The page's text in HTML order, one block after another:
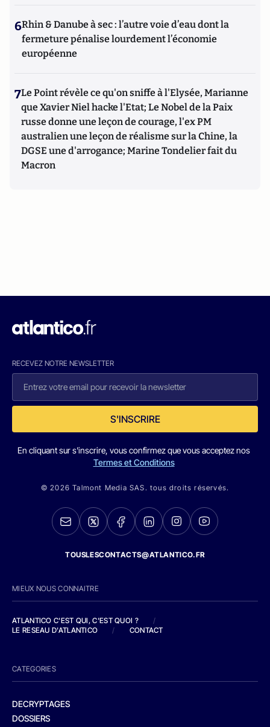
6Rhin & Danube à sec : l’autre voie d’eau dont la
fermeture pénalise lourdement l’économie
européenne
7Le Point révèle ce qu'on sniffe à l'Elysée, Marianne
que Xavier Niel hacke l'Etat; Le Nobel de la Paix
russe donne une leçon de courage, l'ex PM
australien une leçon de réalisme sur la Chine, la
DGSE une d'arrogance; Marine Tondelier fait du
Macron
RECEVEZ NOTRE NEWSLETTER
S'INSCRIRE
En cliquant sur s'inscrire, vous confirmez que vous acceptez nos
Termes et Conditions
© 2026 Talmont Media SAS. tous droits réservés.
TOUSLESCONTACTS@ATLANTICO.FR
MIEUX NOUS CONNAITRE
ATLANTICO C'EST QUI, C'EST QUOI ?
/
LE RESEAU D'ATLANTICO
/ CONTACT
CATEGORIES
DECRYPTAGES
DOSSIERS